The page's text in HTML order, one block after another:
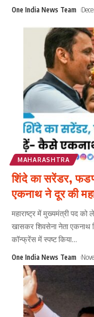
One India News Team
MAHARASHTRA
शिंदे का सरेंडर,
एकनाथ ने दूर की
महाराष्ट्र में मुख्यमंत्री पद
खासकर शिवसेना नेता एकनाथ
कॉन्फ्रेंस में स्पष्ट किया...
One India News Team